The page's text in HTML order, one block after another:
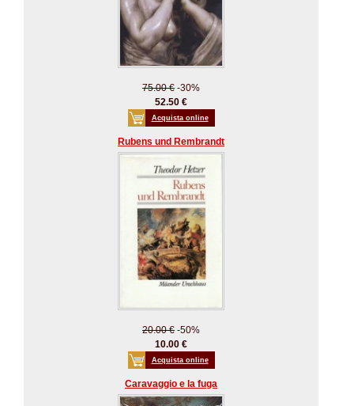
75.00 € -30%
52.50 €
Acquista online
Rubens und Rembrandt
20.00 € -50%
10.00 €
Acquista online
Caravaggio e la fuga